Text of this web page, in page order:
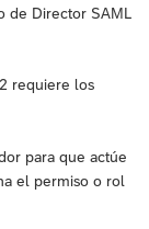
de Director SAML
requiere los
para que actúe
el permiso o rol